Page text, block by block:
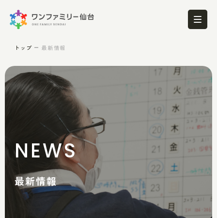
トップ 最新情報
NEWS
最新情報